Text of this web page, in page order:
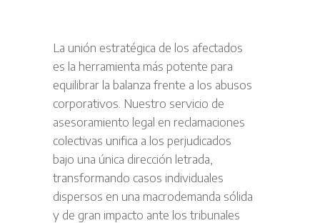
La unión estratégica de los afectados
es la herramienta más potente para
equilibrar la balanza frente a los abusos
corporativos. Nuestro servicio de
asesoramiento legal en reclamaciones
colectivas unifica a los perjudicados
bajo una única dirección letrada,
transformando casos individuales
dispersos en una macrodemanda sólida
y de gran impacto ante los tribunales